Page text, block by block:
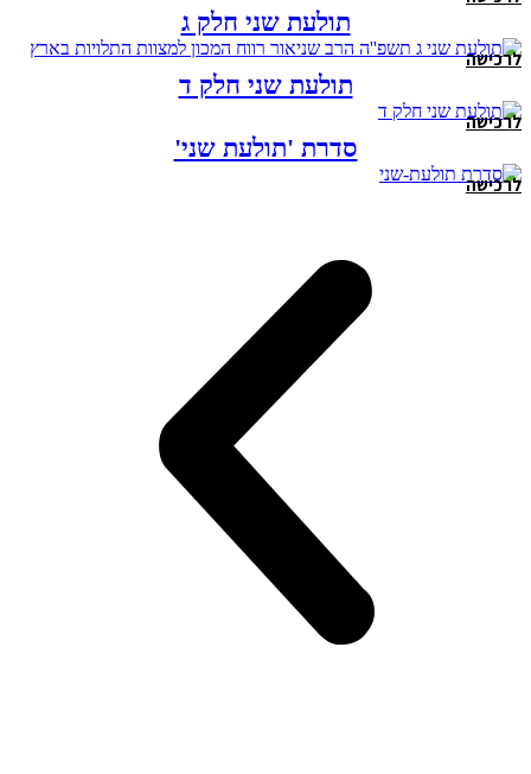
תולעת שני חלק ג
לרכישה
תולעת שני חלק ד
לרכישה
סדרת 'תולעת שני'
לרכישה